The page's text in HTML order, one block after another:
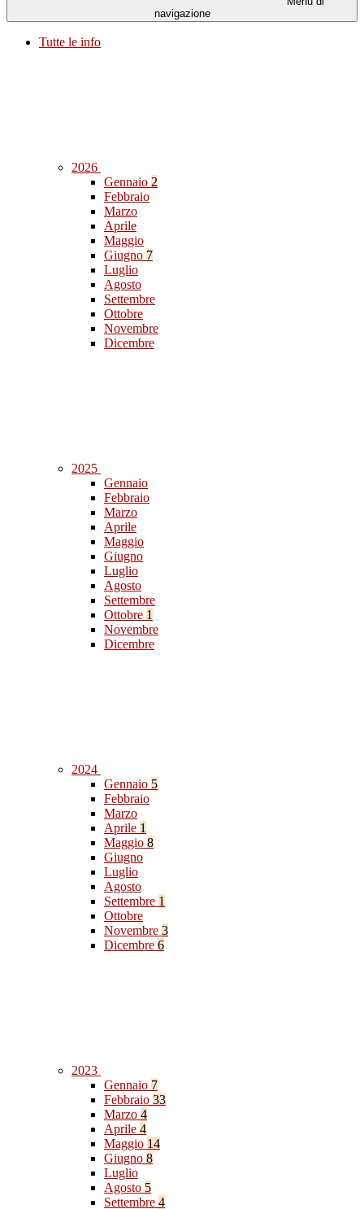
navigazione
Tutte le info
2026
Gennaio 2
Febbraio
Marzo
Aprile
Maggio
Giugno 7
Luglio
Agosto
Settembre
Ottobre
Novembre
Dicembre
2025
Gennaio
Febbraio
Marzo
Aprile
Maggio
Giugno
Luglio
Agosto
Settembre
Ottobre 1
Novembre
Dicembre
2024
Gennaio 5
Febbraio
Marzo
Aprile 1
Maggio 8
Giugno
Luglio
Agosto
Settembre 1
Ottobre
Novembre 3
Dicembre 6
2023
Gennaio 7
Febbraio 33
Marzo 4
Aprile 4
Maggio 14
Giugno 8
Luglio
Agosto 5
Settembre 4